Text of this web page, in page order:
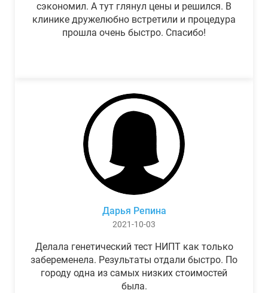
сэкономил. А тут глянул цены и решился. В
клинике дружелюбно встретили и процедура
прошла очень быстро. Спасибо!
Дарья Репина
2021-10-03
Делала генетический тест НИПТ как только
забеременела. Результаты отдали быстро. По
городу одна из самых низких стоимостей
была.